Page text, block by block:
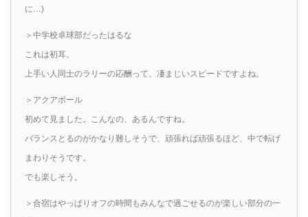
に…)
＞中学校卓球部だったはるな
これは初耳。
上手い人同士のラリーの応酬って、凄まじいスピードですよね。
＞アクアボール
初めて見ました。こんなの、あるんですね。
バランスとるのがかなり難しそうで、頑張れば頑張るほど、中で転げ
まわりそうです。
でも楽しそう。
＞合宿はやっぱりオフの時間もみんなで過ごせるのが楽しい部分の一